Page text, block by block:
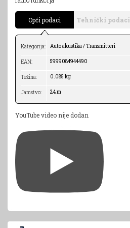
Opći podaci Tehnički podaci
Kategorija: Auto akustika / Transmitteri
EAN: 5999084944490
Težina: 0.085 kg
Jamstvo: 24 m
YouTube video nije dodan